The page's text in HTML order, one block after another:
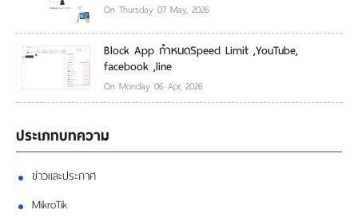
On Thursday 07 May, 2026
Block App กำหนดSpeed Limit ,YouTube,
facebook ,line
On Monday 06 Apr, 2026
ประเภทบทความ
ข่าวและประกาศ
MikroTik